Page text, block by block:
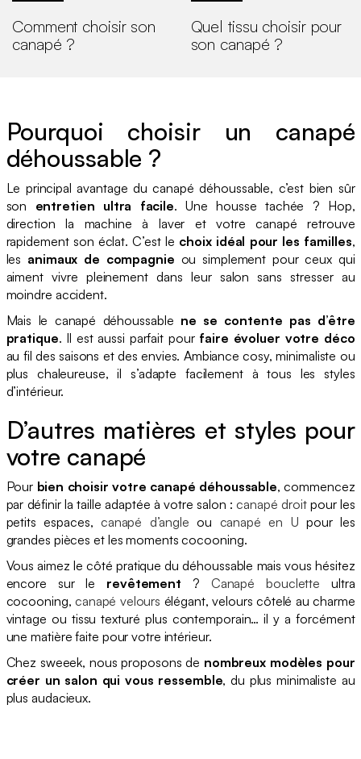
Comment choisir son
canapé ?
Quel tissu choisir pour
son canapé ?
Pourquoi choisir un canapé
déhoussable ?
Le principal avantage du canapé déhoussable, c’est bien sûr
son entretien ultra facile. Une housse tachée ? Hop,
direction la machine à laver et votre canapé retrouve
rapidement son éclat. C’est le choix idéal pour les familles,
les animaux de compagnie ou simplement pour ceux qui
aiment vivre pleinement dans leur salon sans stresser au
moindre accident.
Mais le canapé déhoussable ne se contente pas d’être
pratique. Il est aussi parfait pour faire évoluer votre déco
au fil des saisons et des envies. Ambiance cosy, minimaliste ou
plus chaleureuse, il s’adapte facilement à tous les styles
d’intérieur.
D’autres matières et styles pour
votre canapé
Pour bien choisir votre canapé déhoussable, commencez
par définir la taille adaptée à votre salon :canapé droitpour les
petits espaces, canapé d’angle ou canapé en U pour les
grandes pièces et les moments cocooning.
Vous aimez le côté pratique du déhoussable mais vous hésitez
encore sur le revêtement ? Canapé bouclette ultra
cocooning, canapé velours élégant, velours côtelé au charme
vintage ou tissu texturé plus contemporain… il y a forcément
une matière faite pour votre intérieur.
Chez sweeek, nous proposons de nombreux modèles pour
créer un salon qui vous ressemble, du plus minimaliste au
plus audacieux.